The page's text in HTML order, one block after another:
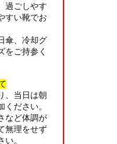
過ごしやす
すい靴でお
傘、冷却グ
をご持参く
、当日は朝
ださい。
など体調が
無理をせず
。